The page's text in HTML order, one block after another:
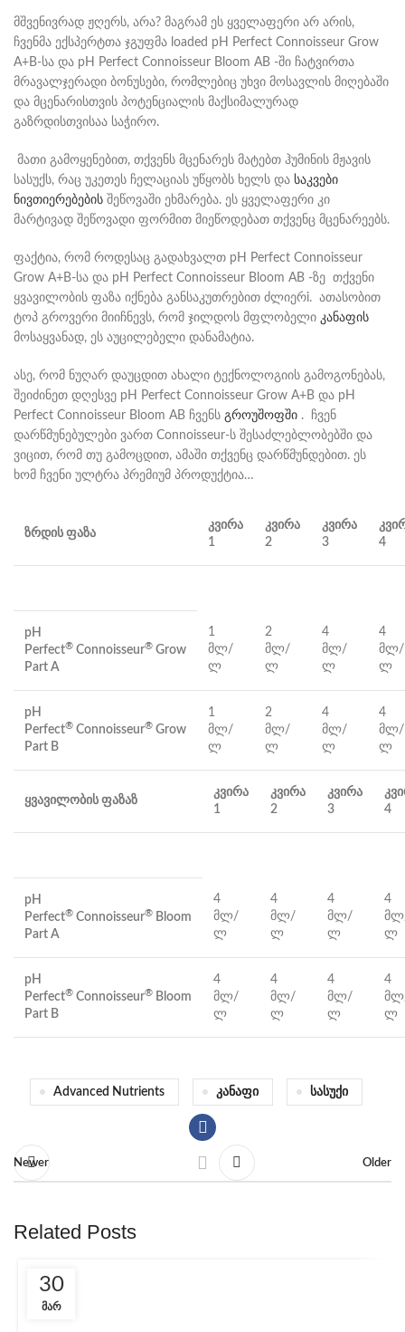
მშვენივრად ჟღერს, არა? მაგრამ ეს ყველაფერი არ არის,
ჩვენმა ექსპერტთა ჯგუფმა loaded pH Perfect Connoisseur Grow
A+B-სა და pH Perfect Connoisseur Bloom AB -ში ჩატვირთა
მრავალჯერადი ბონუსები, რომლებიც უხვი მოსავლის მიღებაში
და მცენარისთვის პოტენციალის მაქსიმალურად
გაზრდისთვისაა საჭირო.
მათი გამოყენებით, თქვენს მცენარეს მატებთ ჰუმინის მჟავის
სასუქს, რაც უკეთეს ჩელაციას უწყობს ხელს და საკვები
ნივთიერებების შეწოვაში ეხმარება. ეს ყველაფერი კი
მარტივად შეწოვადი ფორმით მიეწოდებათ თქვენც მცენარეებს.
ფაქტია, რომ როდესაც გადახვალთ pH Perfect Connoisseur
Grow A+B-სა და pH Perfect Connoisseur Bloom AB -ზე თქვენი
ყვავილობის ფაზა იქნება განსაკუთრებით ძლიერi. ათასობით
ტოპ გროვერი მიიჩნევს, რომ ჯილდოს მფლობელი კანაფის
მოსაყვანად, ეს აუცილებელი დანამატია.
ასე, რომ ნუღარ დაუცდით ახალი ტექნოლოგიის გამოგონებას,
შეიძინეთ დღესვე pH Perfect Connoisseur Grow A+B და pH
Perfect Connoisseur Bloom AB ჩვენს გროუშოფში . ჩვენ
დარწმუნებულები ვართ Connoisseur-ს შესაძლებლობებში და
ვიცით, რომ თუ გამოცდით, ამაში თქვენც დარწმუნდებით. ეს
ხომ ჩვენი ულტრა პრემიუმ პროდუქტია…
ზრდის ფაზა
კვირა
1
კვირა
2
კვირა
3
4
pH
Perfect® Connoisseur® Grow
Part A
1
მლ/
ლ
2
მლ/
ლ
4
მლ/
ლ
4
მლ/
ლ
pH
Perfect® Connoisseur® Grow
Part B
1
მლ/
ლ
2
მლ/
ლ
4
მლ/
ლ
4
მლ/
ლ
ყვავილობის ფაზაზ
კვირა
1
კვირა
2
კვირა
3
4
pH
Perfect® Connoisseur® Bloom
Part A
4
მლ/
ლ
4
მლ/
ლ
4
მლ/
ლ
4
ლ
pH
Perfect® Connoisseur® Bloom
Part B
4
მლ/
ლ
4
მლ/
ლ
4
მლ/
ლ
4
ლ
Advanced Nutrients Კანაფი Სასუქი
Newer Older
Related Posts
30
ᲛᲐᲠ